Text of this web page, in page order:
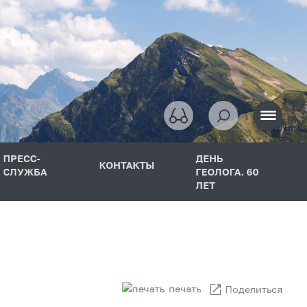
ПРЕСС-
СЛУЖБА
КОНТАКТЫ
ДЕНЬ
ГЕОЛОГА. 60
ЛЕТ
печать Поделиться